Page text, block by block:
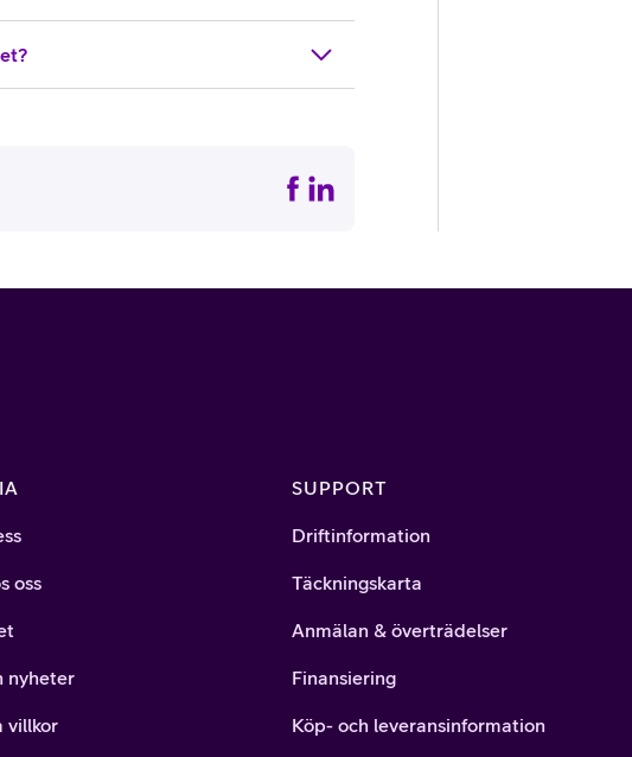
oss
nyheter
villkor
SUPPORT
Driftinformation
Täckningskarta
Anmälan & överträdelser
Finansiering
Köp- och leveransinformation